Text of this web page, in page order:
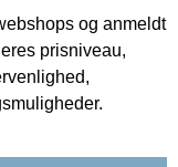
og anmeldt
prisniveau,